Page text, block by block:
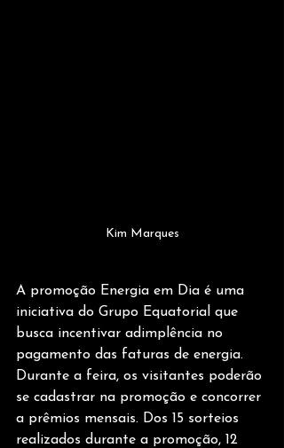
Kim Marques
A promoção Energia em Dia é uma
iniciativa do Grupo Equatorial que
busca incentivar adimplência no
pagamento das faturas de energia.
Durante a feira, os visitantes poderão
se cadastrar na promoção e concorrer
a prêmios mensais. Dos 15 sorteios
realizados durante a promoção, 12